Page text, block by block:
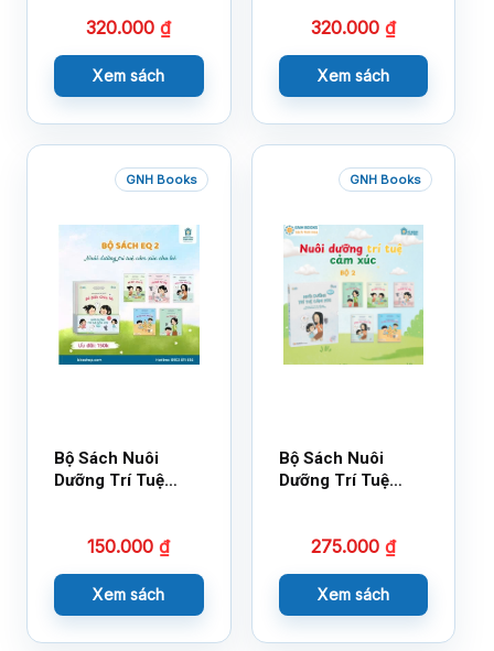
320.000₫
Xem sách
320.000 ₫
Xem sách
GNH Books
Bộ Sách Nuôi
Dưỡng Trí Tuệ
150.000₫
Xem sách
GNH Books
Bộ Sách Nuôi
Dưỡng Trí Tuệ
275.000 ₫
Xem sách